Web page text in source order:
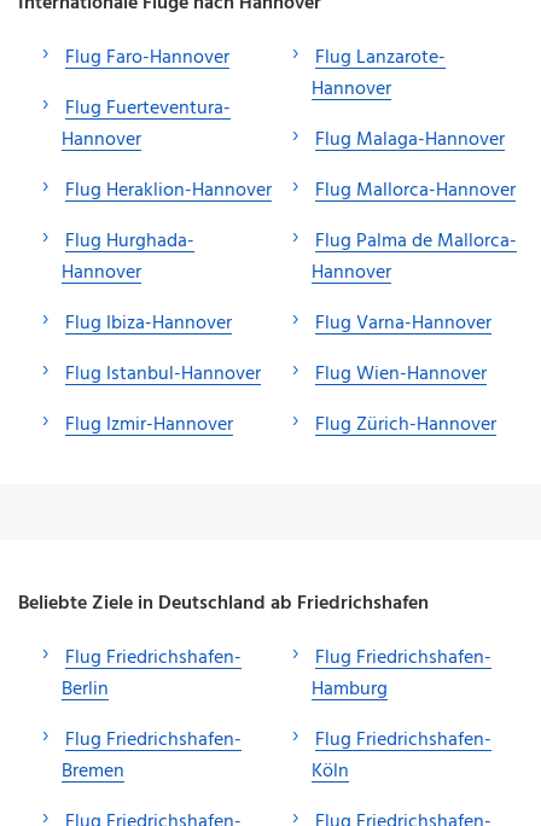
Flug Faro-Hannover
Flug Fuerteventura-
Hannover
Flug Heraklion-Hannover
Flug Hurghada-
Hannover
Flug Ibiza-Hannover
Flug Istanbul-Hannover
Flug Izmir-Hannover
Flug Lanzarote-
Hannover
Flug Malaga-Hannover
Flug Mallorca-Hannover
Flug Palma de Mallorca-
Hannover
Flug Varna-Hannover
Flug Wien-Hannover
Flug Zürich-Hannover
Beliebte Ziele in Deutschland ab Friedrichshafen
Flug Friedrichshafen-
Berlin
Flug Friedrichshafen-
Bremen
Flug Friedrichshafen-
Hamburg
Flug Friedrichshafen-
Köln